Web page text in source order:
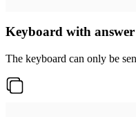
Keyboard with
The keyboard can only be